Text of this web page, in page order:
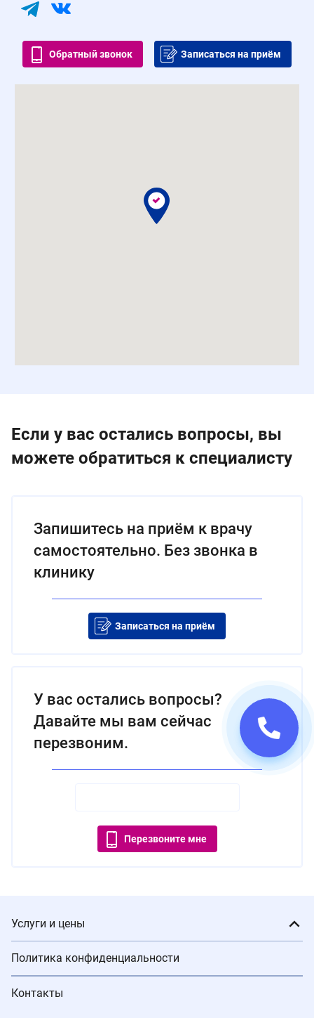
Обратный звонок Записаться на приём
Если у вас остались вопросы, вы
можете обратиться к специалисту
Запишитесь на приём к врачу
самостоятельно. Без звонка в
клинику
Записаться на приём
У вас остались вопросы?
Давайте мы вам сейчас
перезвоним.
Перезвоните мне
Услуги и цены
Политика конфиденциальности
Контакты